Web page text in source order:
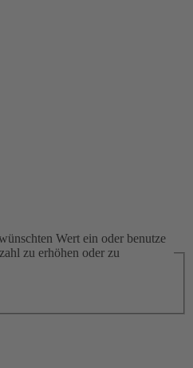
Wert ein oder benutze
zu erhöhen oder zu